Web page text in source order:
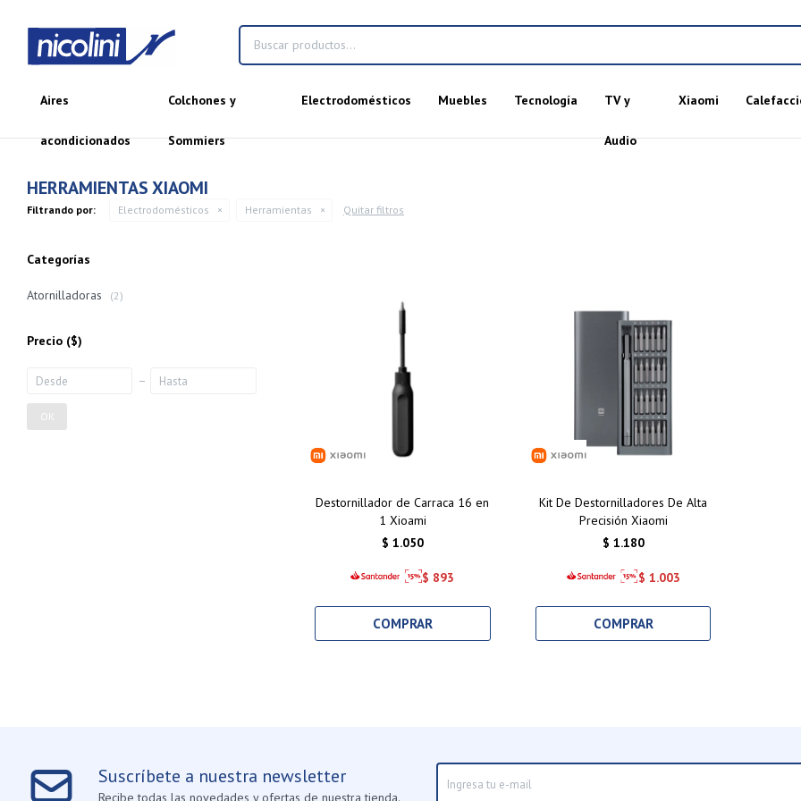
Aires
acondicionados
Colchones y
Sommiers
Electrodomésticos Muebles Tecnología TV y
Audio
Xiaomi
HERRAMIENTAS XIAOMI
Filtrando por:
Electrodomésticos Herramientas Quitar filtros
Destornillador de Carraca 16 en
1 Xioami
$ 1.050
$ 893
Kit De Destornilladores De Alta
Precisión Xiaomi
$ 1.180
$ 1.003
Categorías
Atornilladoras (2)
Precio ($)
OK
Suscríbete a nuestra newsletter
Recibe todas las novedades y ofertas de nuestra tienda.